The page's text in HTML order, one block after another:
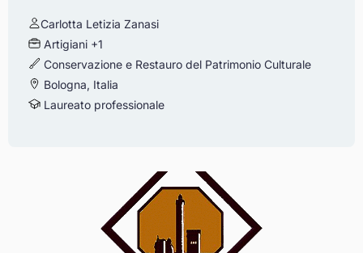
Carlotta Letizia Zanasi
Artigiani +1
Conservazione e Restauro del Patrimonio Culturale
Bologna, Italia
Laureato professionale